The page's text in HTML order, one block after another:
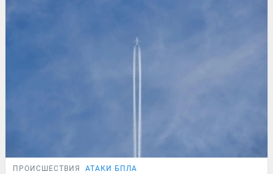
ПРОИСШЕСТВИЯ АТАКИ БПЛА